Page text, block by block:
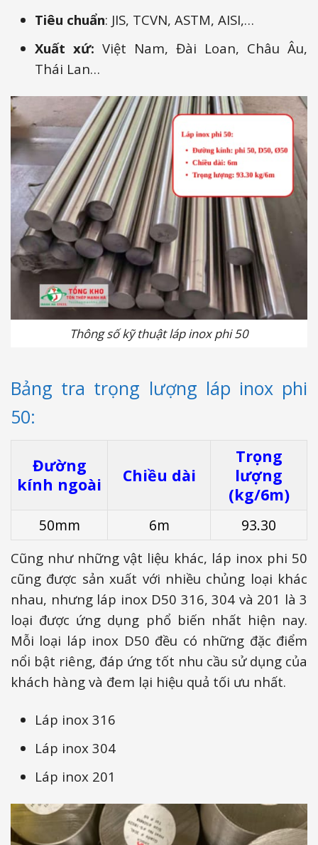
Tiêu chuẩn: JIS, TCVN, ASTM, AISI,…
Xuất xứ:Việt Nam, Đài Loan, Châu Âu,
Thái Lan…
Thông số kỹ thuật láp inox phi 50
Bảng tra trọng lượng láp inox phi
50:
Đường
kính ngoài
Chiều dài
Trọng
lượng
(kg/6m)
50mm 6m 93.30
Cũng như những vật liệu khác, láp inox phi 50
cũng được sản xuất với nhiều chủng loại khác
nhau, nhưng láp inox D50 316, 304 và 201 là 3
loại được ứng dụng phổ biến nhất hiện nay.
Mỗi loại láp inox D50 đều có những đặc điểm
nổi bật riêng, đáp ứng tốt nhu cầu sử dụng của
khách hàng và đem lại hiệu quả tối ưu nhất.
Láp inox 316
Láp inox 304
Láp inox 201